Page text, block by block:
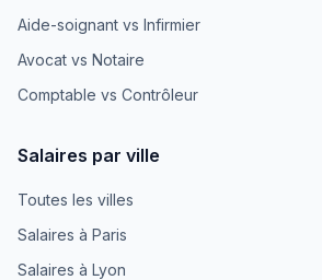
Aide-soignant vs Infirmier
Avocat vs Notaire
Comptable vs Contrôleur
Salaires par ville
Toutes les villes
Salaires à Paris
Salaires à Lyon